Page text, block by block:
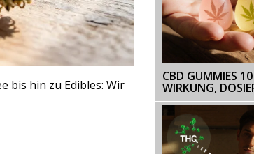
bis hin zu Edibles: Wir
CBD GUMMIES
WIRKUNG,